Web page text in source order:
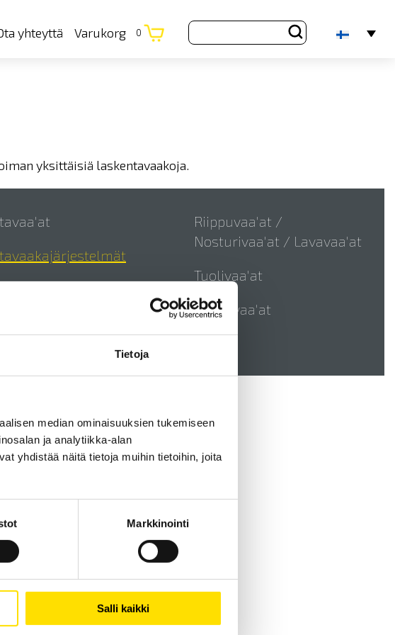
Tietoja
median ominaisuuksien tukemiseen
ja analytiikka-alan
yhdistää näitä tietoja muihin tietoihin, joita
Markkinointi
Salli kaikki
yhteyttä Varukorg 0
yksittäisiä laskentavaakoja.
Riippuvaa'at /
Nosturivaa'at / Lavavaa'at
Tuolivaa'at
Vauvavaa'at